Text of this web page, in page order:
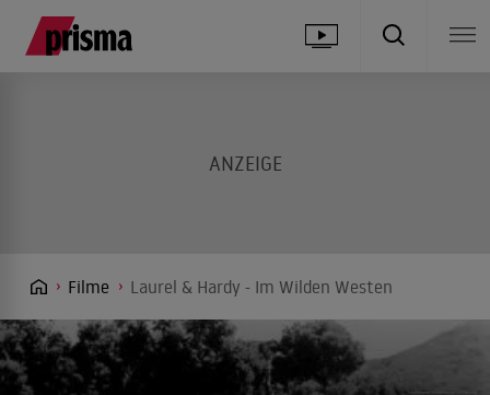
Filme Laurel & Hardy - Im Wilden Westen